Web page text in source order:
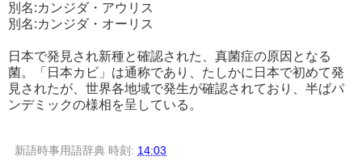
別名:カンジダ・アウリス
別名:カンジダ・オーリス
日本で発見され新種と確認された、真菌症の原因となる
菌。「日本カビ」は通称であり、たしかに日本で初めて発
見されたが、世界各地域で発生が確認されており、半ばパ
ンデミックの様相を呈している。
新語時事用語辞典 時刻: 14:03